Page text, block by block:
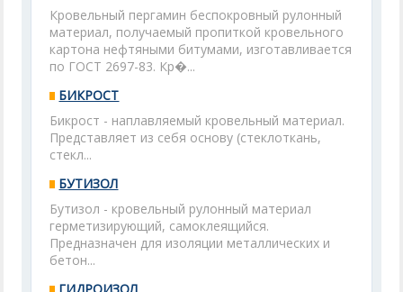
Кровельный пергамин беспокровный рулонный
материал, получаемый пропиткой кровельного
картона нефтяными битумами, изготавливается
по ГОСТ 2697-83. Кр�...
БИКРОСТ
Бикрост - наплавляемый кровельный материал.
Представляет из себя основу (стеклоткань,
стекл...
БУТИЗОЛ
Бутизол - кровельный рулонный материал
герметизирующий, самоклеящийся.
Предназначен для изоляции металлических и
бетон...